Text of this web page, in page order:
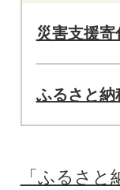
災害支援寄
ふるさと納
「ふるさと